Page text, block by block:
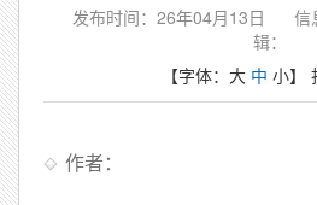
发布时间：26年04月13日 信
辑：
【字体： 大 中 小】
作者：